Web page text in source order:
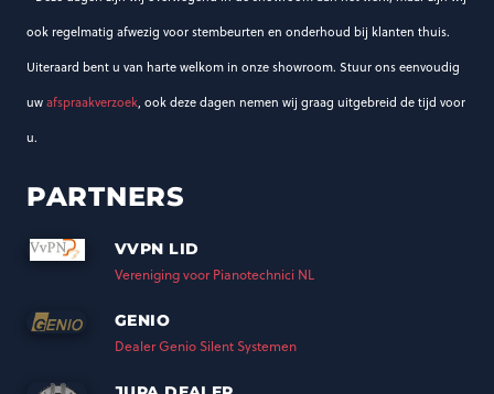
ook regelmatig afwezig voor stembeurten en onderhoud bij klanten thuis.
Uiteraard bent u van harte welkom in onze showroom. Stuur ons eenvoudig
uwafspraakverzoek, ook deze dagen nemen wij graag uitgebreid de tijd voor
u.
PARTNERS
VVPN LID
Vereniging voor Pianotechnici NL
GENIO
Dealer Genio Silent Systemen